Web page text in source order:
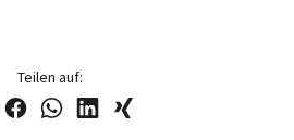
Teilen auf: